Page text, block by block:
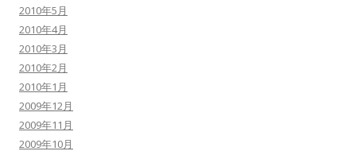
2010年5月
2010年4月
2010年3月
2010年2月
2010年1月
2009年12月
2009年11月
2009年10月